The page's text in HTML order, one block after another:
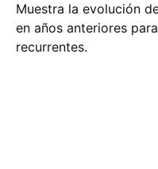
Muestra la evolución
en años anteriores
recurrentes.